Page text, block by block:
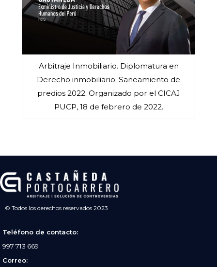
Arbitraje Inmobiliario. Diplomatura en
Derecho inmobiliario. Saneamiento de
predios 2022. Organizado por el CICAJ
PUCP, 18 de febrero de 2022.
© Todos los derechos reservados 2023
Teléfono de contacto:
997 713 669
Correo: